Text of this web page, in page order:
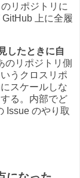
リポジトリに
上に全履
したときに自
のリポジトリ側
うクロスリポ
スケールしな
る。内部でど
Issue のやり取